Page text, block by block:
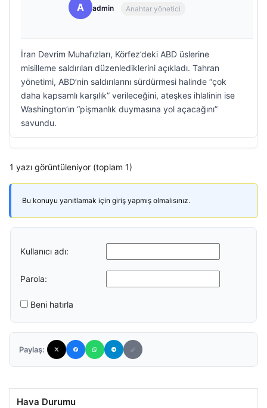
A admin Anahtar yönetici
İran Devrim Muhafızları, Körfez’deki ABD üslerine
misilleme saldırıları düzenlediklerini açıkladı. Tahran
yönetimi, ABD’nin saldırılarını sürdürmesi halinde “çok
daha kapsamlı karşılık” verileceğini, ateşkes ihlalinin ise
Washington’ın “pişmanlık duymasına yol açacağını”
savundu.
1 yazı görüntüleniyor (toplam 1)
Bu konuyu yanıtlamak için giriş yapmış olmalısınız.
Kullanıcı adı:
Parola:
Beni hatırla
Paylaş:
Hava Durumu